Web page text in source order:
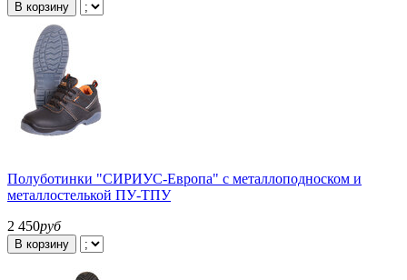
В корзину
Полуботинки "СИРИУС-Европа" с металлоподноском и
металлостелькой ПУ-ТПУ
2 450руб
В корзину